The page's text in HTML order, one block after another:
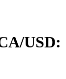
/USD: